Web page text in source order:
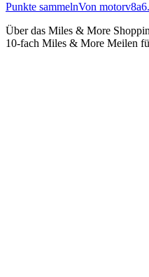
Punkte sammelnVon motorv8a
Über das Miles & More
10-fach Miles & More Meilen